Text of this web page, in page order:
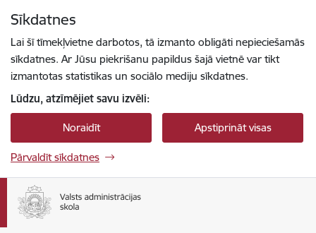
Sīkdatnes
Lai šī tīmekļvietne darbotos, tā izmanto obligāti nepieciešamās
sīkdatnes. Ar Jūsu piekrišanu papildus šajā vietnē var tikt
izmantotas statistikas un sociālo mediju sīkdatnes.
Lūdzu, atzīmējiet savu izvēli:
Noraidīt Apstiprināt visas
Pārvaldīt sīkdatnes